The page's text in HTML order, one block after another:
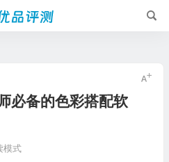
必备的色彩搭配软
模式